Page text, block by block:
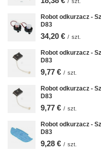
Robot odkurzacz -
D83
34,20 € / szt.
Robot odkurzacz -
D83
9,77 € / szt.
Robot odkurzacz -
D83
9,77 € / szt.
Robot odkurzacz -
D83
9,28 € / szt.